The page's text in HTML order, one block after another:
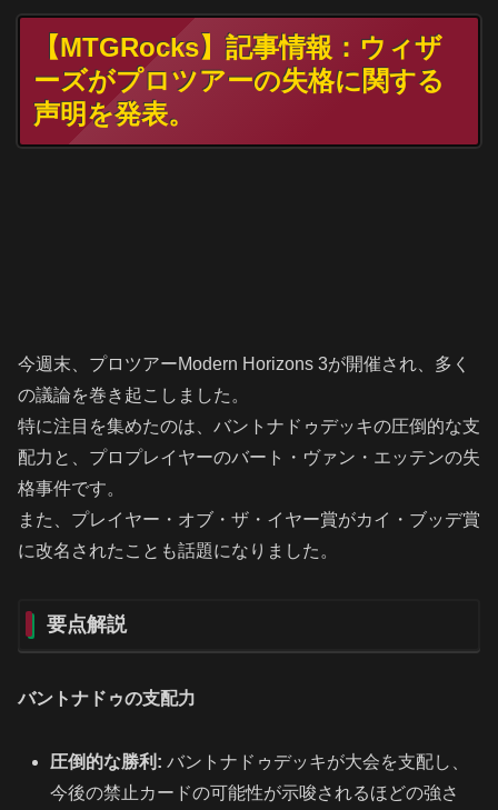
【MTGRocks】記事情報：ウィザ
ーズがプロツアーの失格に関する
声明を発表。
今週末、プロツアーModern Horizons 3が開催され、多く
の議論を巻き起こしました。
特に注目を集めたのは、バントナドゥデッキの圧倒的な支
配力と、プロプレイヤーのバート・ヴァン・エッテンの失
格事件です。
また、プレイヤー・オブ・ザ・イヤー賞がカイ・ブッデ賞
に改名されたことも話題になりました。
要点解説
バントナドゥの支配力
圧倒的な勝利: バントナドゥデッキが大会を支配し、
今後の禁止カードの可能性が示唆されるほどの強さ